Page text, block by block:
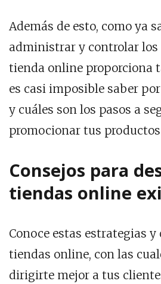
Además de esto, como ya
administrar y controlar los
tienda online proporciona
es casi imposible saber
y cuáles son los pasos a
promocionar tus
Consejos para
tiendas online
Conoce estas estrategias y
tiendas online, con las
dirigirte mejor a tus